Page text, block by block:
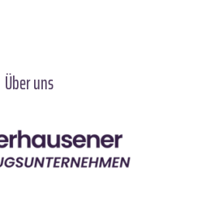
Über uns